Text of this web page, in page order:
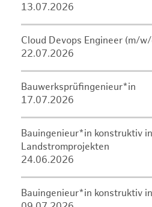
13.07.2026
Cloud Devops Engineer (m/
22.07.2026
Bauwerksprüfingenieur*in
17.07.2026
Bauingenieur*in konstruktiv in
Landstromprojekten
24.06.2026
Bauingenieur*in konstruktiv